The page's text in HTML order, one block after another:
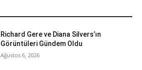
Richard Gere ve Diana Silvers’ın
Görüntüleri Gündem Oldu
Ağustos 6, 2026